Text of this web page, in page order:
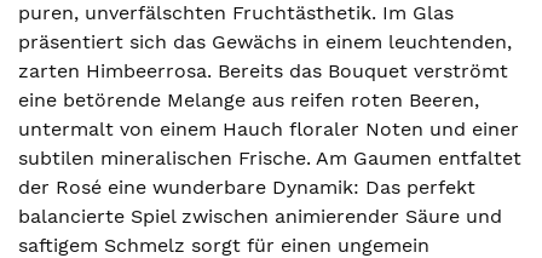
puren, unverfälschten Fruchtästhetik. Im Glas
präsentiert sich das Gewächs in einem leuchtenden,
zarten Himbeerrosa. Bereits das Bouquet verströmt
eine betörende Melange aus reifen roten Beeren,
untermalt von einem Hauch floraler Noten und einer
subtilen mineralischen Frische. Am Gaumen entfaltet
der Rosé eine wunderbare Dynamik: Das perfekt
balancierte Spiel zwischen animierender Säure und
saftigem Schmelz sorgt für einen ungemein